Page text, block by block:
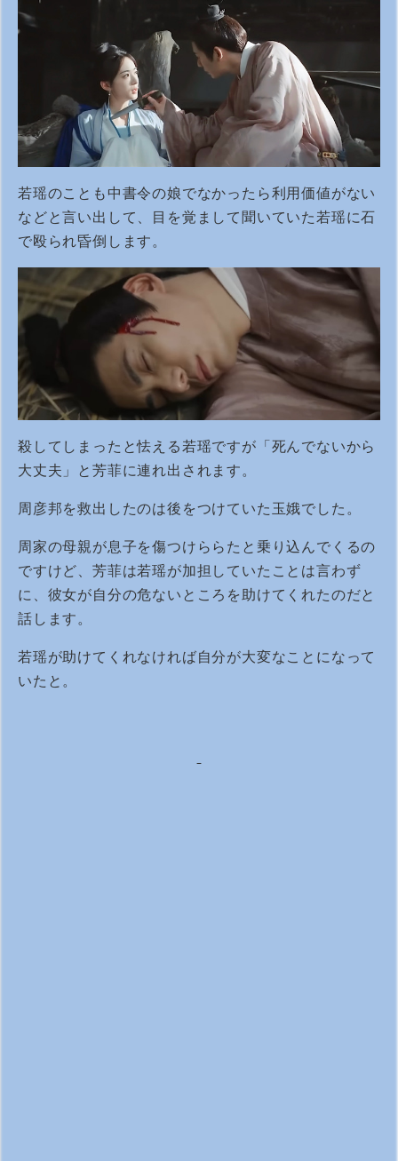
若瑶のことも中書令の娘でなかったら利用価値がない
などと言い出して、目を覚まして聞いていた若瑶に石
で殴られ昏倒します。
殺してしまったと怯える若瑶ですが「死んでないから
大丈夫」と芳菲に連れ出されます。
周彦邦を救出したのは後をつけていた玉娥でした。
周家の母親が息子を傷つけららたと乗り込んでくるの
ですけど、芳菲は若瑶が加担していたことは言わず
に、彼女が自分の危ないところを助けてくれたのだと
話します。
若瑶が助けてくれなければ自分が大変なことになって
いたと。